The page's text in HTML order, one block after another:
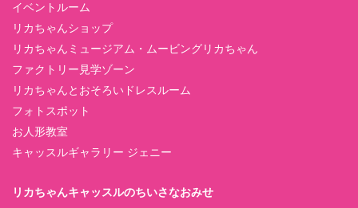
イベントルーム
リカちゃんショップ
リカちゃんミュージアム・ムービングリカちゃん
ファクトリー見学ゾーン
リカちゃんとおそろいドレスルーム
フォトスポット
お人形教室
キャッスルギャラリー ジェニー
リカちゃんキャッスルのちいさなおみせ